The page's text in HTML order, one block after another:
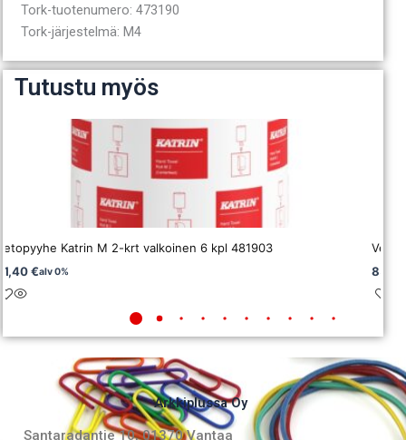
Tork-tuotenumero: 473190
Tork-järjestelmä: M4
Tutustu myös
Katrin M 2-krt valkoinen 6 kpl 481903
€alv 0%
Arkkiplussa Oy
Santaradantie 10, 01370 Vantaa​